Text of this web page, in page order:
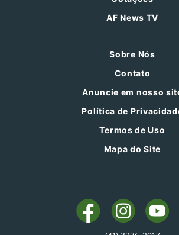
AF News TV
Sobre Nós
Contato
Anuncie em nosso
Política de
Termos de Uso
Mapa do Site